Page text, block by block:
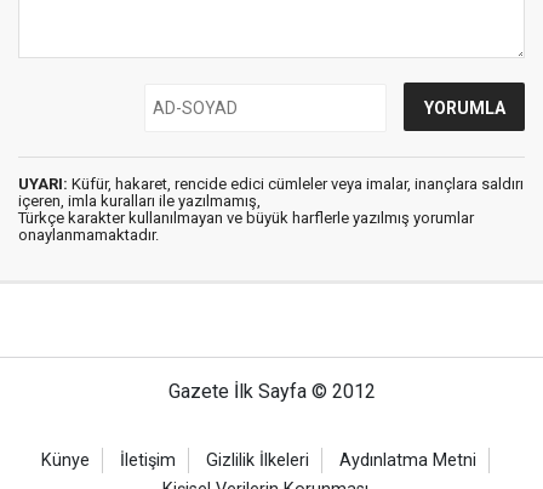
UYARI: Küfür, hakaret, rencide edici cümleler veya imalar, inançlara saldırı
içeren, imla kuralları ile yazılmamış,
Türkçe karakter kullanılmayan ve büyük harflerle yazılmış yorumlar
onaylanmamaktadır.
Gazete İlk Sayfa © 2012
Künye İletişim Gizlilik İlkeleri
Aydınlatma Metni